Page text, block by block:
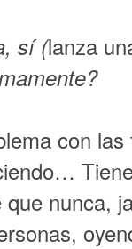
sí (lanza
con
nunca,